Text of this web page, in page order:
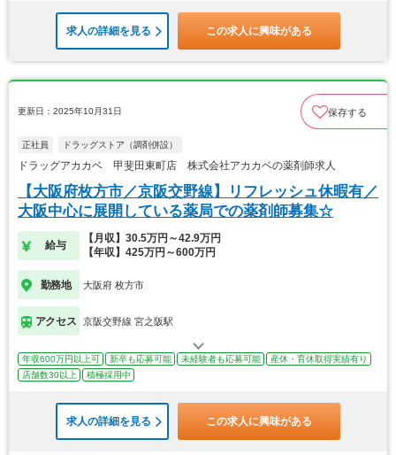
求人の詳細を見る この求人に興味がある
更新日：2025年10月31日 保存する
正社員 ドラッグストア（調剤併設）
ドラッグアカカベ 甲斐田東町店 株式会社アカカベの薬剤師求人
【大阪府枚方市／京阪交野線】リフレッシュ休暇有／
大阪中心に展開している薬局での薬剤師募集☆
給与
【月収】30.5万円～42.9万円
【年収】425万円～600万円
勤務地 大阪府 枚方市
アクセス 京阪交野線 宮之阪駅
年収600万円以上可 新卒も応募可能 未経験者も応募可能
産休・育休取得実績有り
店舗数30以上
積極採用中
求人の詳細を見る この求人に興味がある